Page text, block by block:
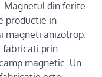
Magnetul din ferite
productie in
magneti anizotrop,
fabricati prin
magnetic. Un